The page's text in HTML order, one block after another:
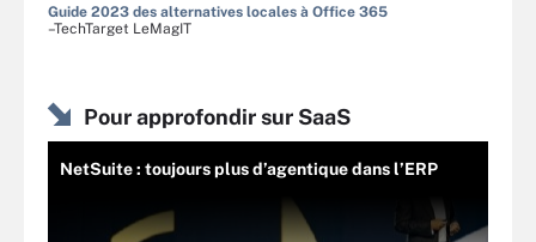
Guide 2023 des alternatives locales à Office 365
–TechTarget LeMagIT
Pour approfondir sur SaaS
NetSuite : toujours plus d’agentique dans l’ERP